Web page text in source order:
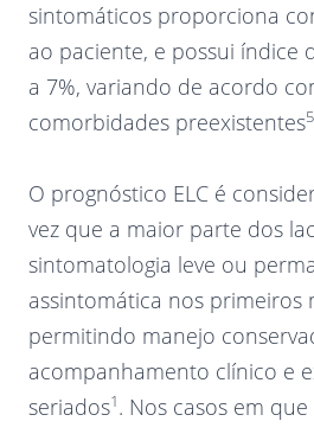
sintomáticos proporciona
ao paciente, e possui índice
a 7%, variando de acordo
comorbidades preexistentes
O prognóstico ELC é
vez que a maior parte dos
sintomatologia leve ou
assintomática nos primeiros
permitindo manejo
acompanhamento clínico e
seriados1. Nos casos em